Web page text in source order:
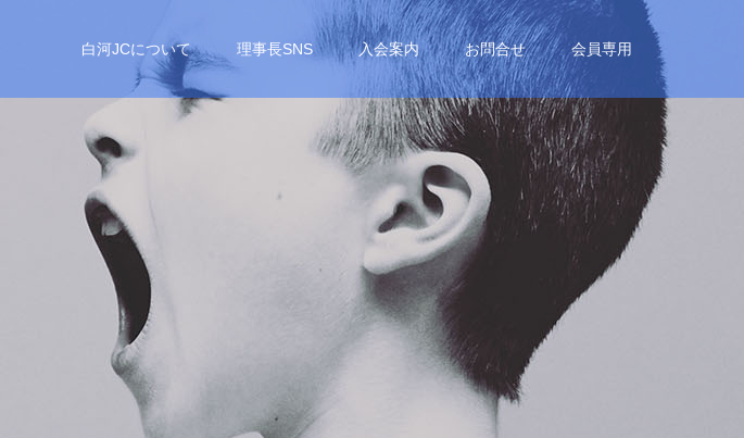
白河JCについて 理事長SNS 入会案内 お問合せ 会員専用